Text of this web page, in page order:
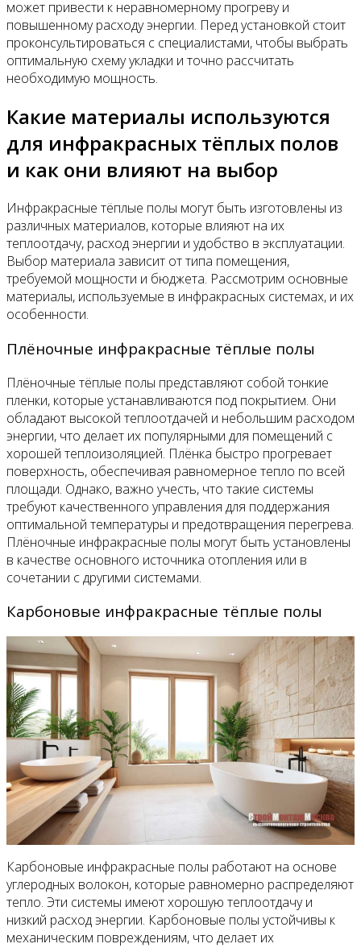
может привести к неравномерному прогреву и
повышенному расходу энергии. Перед установкой стоит
проконсультироваться с специалистами, чтобы выбрать
оптимальную схему укладки и точно рассчитать
необходимую мощность.
Какие материалы используются
для инфракрасных тёплых полов
и как они влияют на выбор
Инфракрасные тёплые полы могут быть изготовлены из
различных материалов, которые влияют на их
теплоотдачу, расход энергии и удобство в эксплуатации.
Выбор материала зависит от типа помещения,
требуемой мощности и бюджета. Рассмотрим основные
материалы, используемые в инфракрасных системах, и их
особенности.
Плёночные инфракрасные тёплые полы
Плёночные тёплые полы представляют собой тонкие
пленки, которые устанавливаются под покрытием. Они
обладают высокой теплоотдачей и небольшим расходом
энергии, что делает их популярными для помещений с
хорошей теплоизоляцией. Плёнка быстро прогревает
поверхность, обеспечивая равномерное тепло по всей
площади. Однако, важно учесть, что такие системы
требуют качественного управления для поддержания
оптимальной температуры и предотвращения перегрева.
Плёночные инфракрасные полы могут быть установлены
в качестве основного источника отопления или в
сочетании с другими системами.
Карбоновые инфракрасные тёплые полы
Карбоновые инфракрасные полы работают на основе
углеродных волокон, которые равномерно распределяют
тепло. Эти системы имеют хорошую теплоотдачу и
низкий расход энергии. Карбоновые полы устойчивы к
механическим повреждениям, что делает их